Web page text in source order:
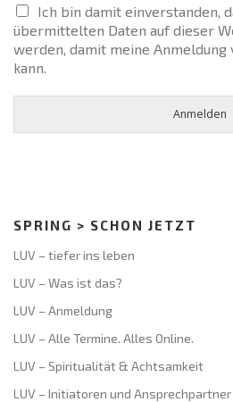
Ich bin damit einverstanden,
übermittelten Daten auf dieser
werden, damit meine
kann.
Anmelden
SPRING > SCHON JETZT
LUV – tiefer ins leben
LUV – Was ist das?
LUV – Anmeldung
LUV – Alle Termine. Alles Online.
LUV – Spiritualität & Achtsamkeit
LUV – Initiatoren und Ansprechpartner